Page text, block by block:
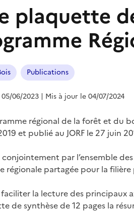
plaquette
Publications
06/2023 | Mis à jour le 04/07/2024
régional de la forêt et du
et publié au JORF le 27 juin
conjointement par l’ensemble
régionale partagée pour la
la lecture des principaux
de synthèse de 12 pages la